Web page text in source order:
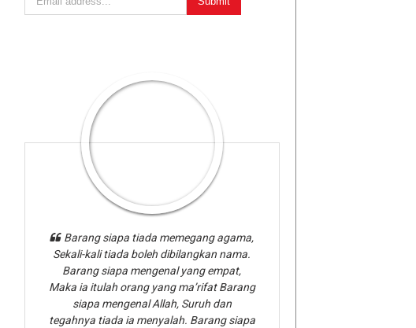
Barang siapa tiada memegang agama,
Sekali-kali tiada boleh dibilangkan nama.
Barang siapa mengenal yang empat,
Maka ia itulah orang yang ma’rifat Barang
siapa mengenal Allah, Suruh dan
tegahnya tiada ia menyalah. Barang siapa